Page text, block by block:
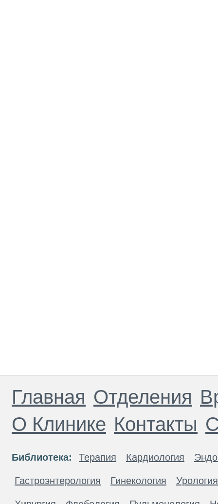
Главная Отделения
О Клинике Контакты
Библиотека: Терапия Кардиология
Гастроэнтерология Гинекология Урология